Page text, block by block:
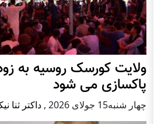
ولایت کورسک روسیه به
پاکسازی می شود
چهار شنبه15 جولای 2026 , داکتر ثنا